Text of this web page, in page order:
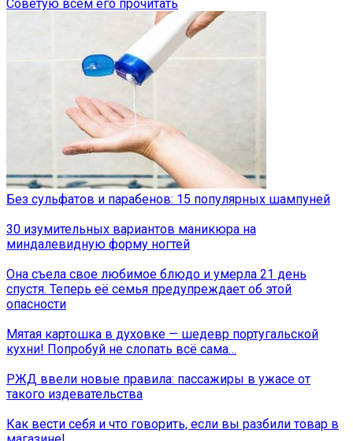
Советую всем его прочитать
Без сульфатов и парабенов: 15 популярных шампуней
30 изумительных вариантов маникюра на
миндалевидную форму ногтей
Она съела свое любимое блюдо и умерла 21 день
спустя. Теперь её семья предупреждает об этой
опасности
Мятая картошка в духовке — шедевр португальской
кухни! Попробуй не слопать всё сама…
РЖД ввели новые правила: пассажиры в ужасе от
такого издевательства
Как вести себя и что говорить, если вы разбили товар в